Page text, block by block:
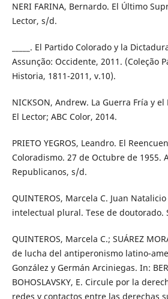
NERI FARINA, Bernardo. El Último
Lector, s/d.
_____. El Partido Colorado y la
Assunção: Occidente, 2011. (Coleção
Historia, 1811-2011, v.10).
NICKSON, Andrew. La Guerra Fría y
El Lector; ABC Color, 2014.
PRIETO YEGROS, Leandro. El
Coloradismo. 27 de Octubre de 1955.
Republicanos, s/d.
QUINTEROS, Marcela C. Juan
intelectual plural. Tese de doutorado.
QUINTEROS, Marcela C.; SUÁREZ
de lucha del antiperonismo latino-
González y Germán Arciniegas. In:
BOHOSLAVSKY, E. Circule por la
redes y contactos entre las derechas